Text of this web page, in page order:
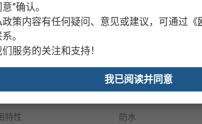
类型 反光长裤
M
袋 是
特性 防水
”确认。
策内容有任何疑问、意见或建议，可通过 《
。
服务的关注和支持！
我已阅读并同意